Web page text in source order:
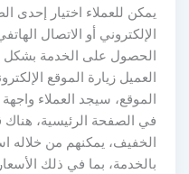
يمكن للعملاء اختيار إحدى
الإلكتروني أو الاتصال
الحصول على الخدمة بشكل
العميل زيارة الموقع
الموقع، سيجد العملاء
في الصفحة الرئيسية،
الخفيف، يمكنهم من خلاله
بالخدمة، بما في ذلك